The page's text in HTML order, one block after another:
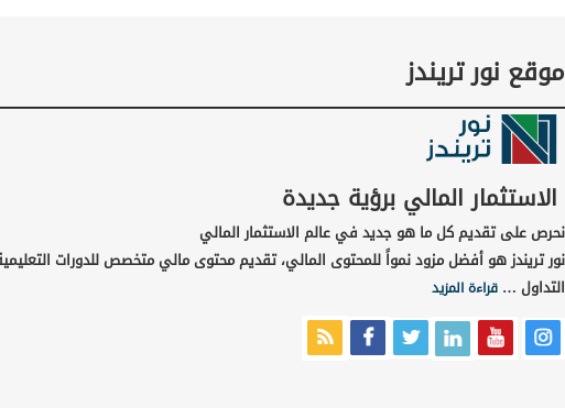
موقع نور تريندز
الاستثمار المالي برؤية جديدة
نحرص على تقديم كل ما هو جديد في عالم الاستثمار المالي
نور تريندز هو أفضل مزود نمواً للمحتوى المالي، تقديم محتوى مالي متخصص للدورات
التداول … قراءة المزيد